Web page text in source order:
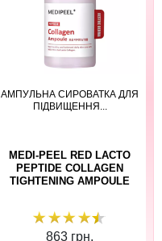
АМПУЛЬНА СИРОВАТКА ДЛЯ
ПІДВИЩЕННЯ...
MEDI-PEEL RED LACTO
PEPTIDE COLLAGEN
TIGHTENING AMPOULE
863 грн.